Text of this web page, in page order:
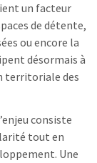
un facteur
de détente,
ou encore la
désormais à
territoriale des
consiste
tout en
Une